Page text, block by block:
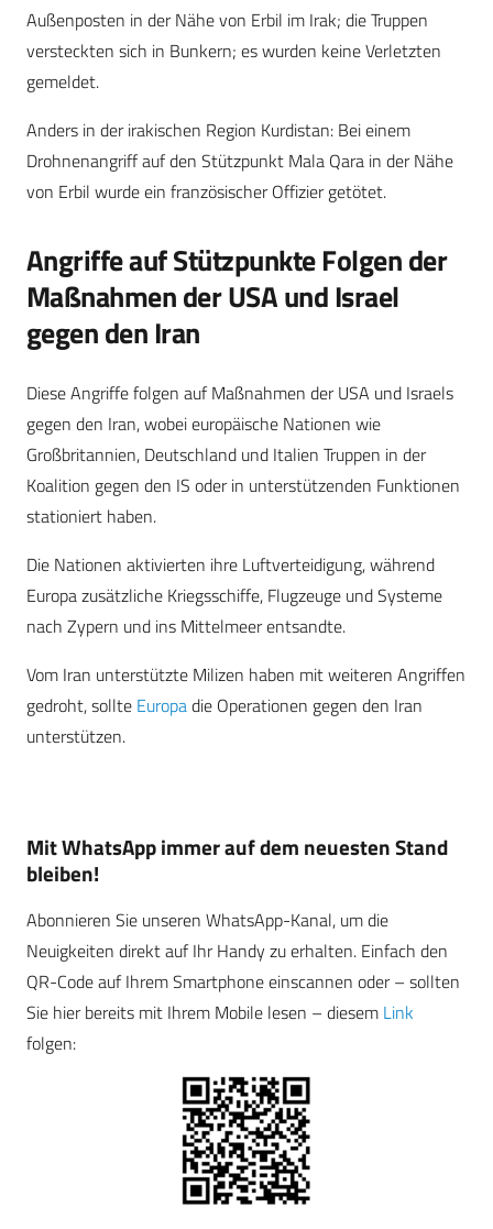
Außenposten in der Nähe von Erbil im Irak; die Truppen
versteckten sich in Bunkern; es wurden keine Verletzten
gemeldet.
Anders in der irakischen Region Kurdistan: Bei einem
Drohnenangriff auf den Stützpunkt Mala Qara in der Nähe
von Erbil wurde ein französischer Offizier getötet.
Angriffe auf Stützpunkte Folgen der
Maßnahmen der USA und Israel
gegen den Iran
Diese Angriffe folgen auf Maßnahmen der USA und Israels
gegen den Iran, wobei europäische Nationen wie
Großbritannien, Deutschland und Italien Truppen in der
Koalition gegen den IS oder in unterstützenden Funktionen
stationiert haben.
Die Nationen aktivierten ihre Luftverteidigung, während
Europa zusätzliche Kriegsschiffe, Flugzeuge und Systeme
nach Zypern und ins Mittelmeer entsandte.
Vom Iran unterstützte Milizen haben mit weiteren Angriffen
gedroht, sollte Europadie Operationen gegen den Iran
unterstützen.
Mit WhatsApp immer auf dem neuesten Stand
bleiben!
Abonnieren Sie unseren WhatsApp-Kanal, um die
Neuigkeiten direkt auf Ihr Handy zu erhalten. Einfach den
QR-Code auf Ihrem Smartphone einscannen oder – sollten
Sie hier bereits mit Ihrem Mobile lesen – diesem Link
folgen: